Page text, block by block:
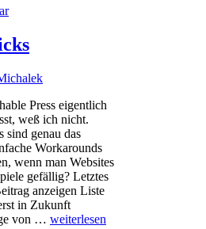
Press eigentlich
weß ich nicht.
sind genau das
Workarounds
wenn man Websites
gefällig? Letztes
anzeigen Liste
in Zukunft
von … weiterlesen